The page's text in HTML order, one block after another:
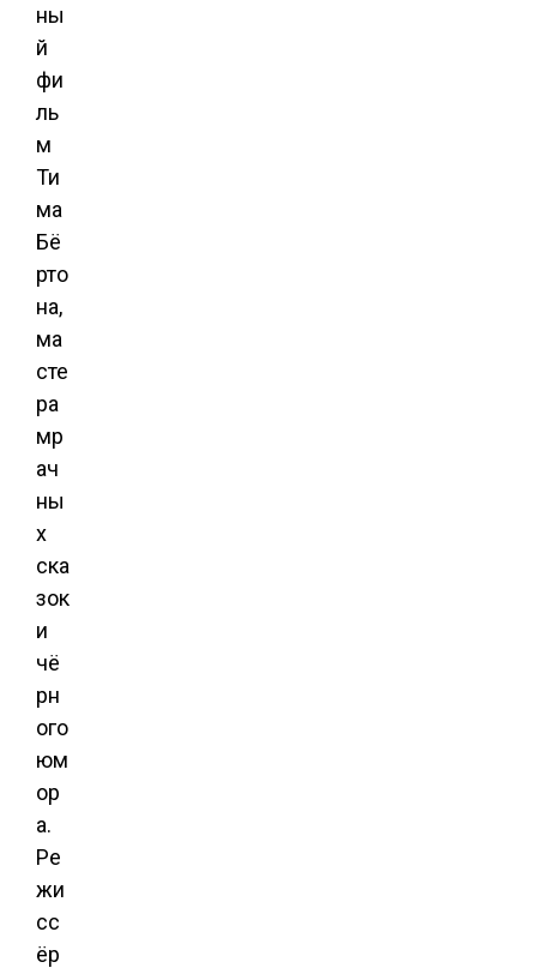
ны
й
фи
ль
м
Ти
ма
Бё
рто
на,
ма
сте
ра
мр
ач
ны
х
ска
зок
и
чё
рн
ого
юм
ор
а.
Ре
жи
сс
ёр